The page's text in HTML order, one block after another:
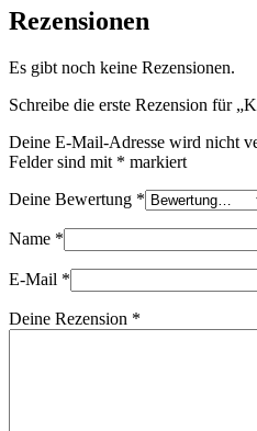
Rezensionen
Es gibt noch keine Rezensionen.
Schreibe die erste Rezension für
Deine E-Mail-Adresse wird nicht
Felder sind mit * markiert
Deine Bewertung *
Name *
E-Mail *
Deine Rezension *